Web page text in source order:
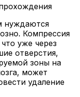
нуждаются
Компрессия
уже через
отверстия,
зоны на
может
удаление